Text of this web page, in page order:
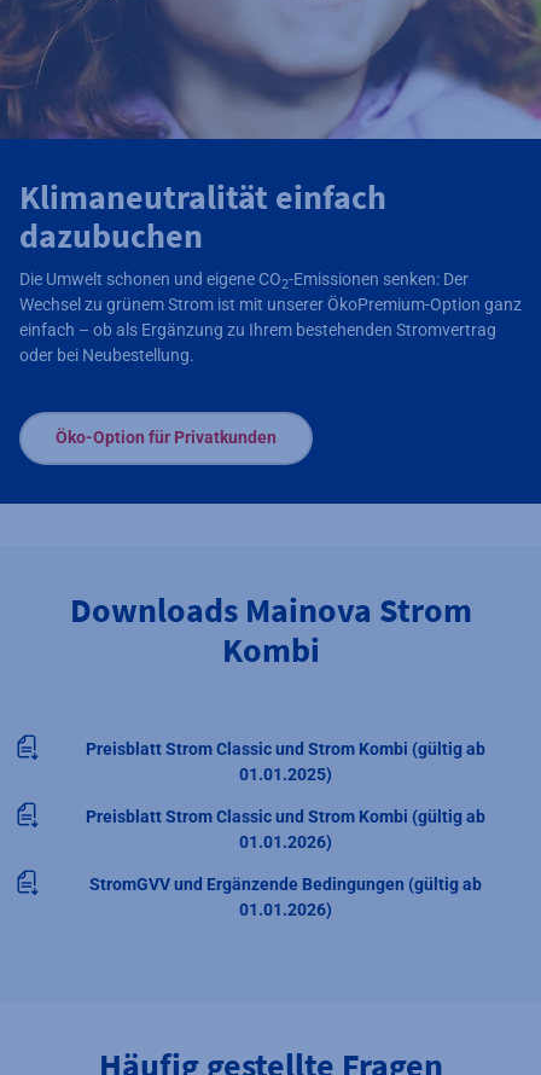
Klimaneutralität einfach
dazubuchen
Die Umwelt schonen und eigene CO2-Emissionen senken: Der
Wechsel zu grünem Strom ist mit unserer ÖkoPremium-Option ganz
einfach – ob als Ergänzung zu Ihrem bestehenden Stromvertrag
oder bei Neubestellung.
Öko-Option für Privatkunden
Downloads Mainova Strom
Kombi
Preisblatt Strom Classic und Strom Kombi (gültig ab
01.01.2025)
Preisblatt Strom Classic und Strom Kombi (gültig ab
01.01.2026)
StromGVV und Ergänzende Bedingungen (gültig ab
01.01.2026)
Häufig gestellte Fragen